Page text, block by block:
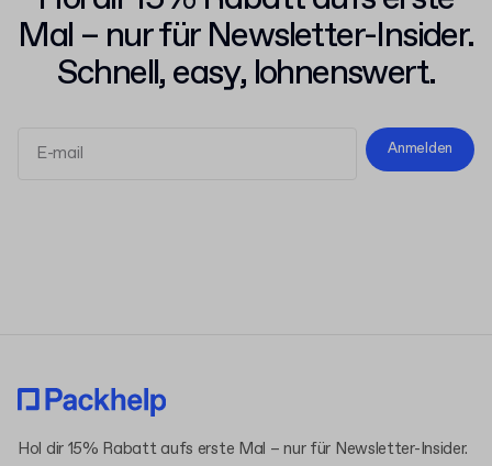
Mal – nur für Newsletter-Insider.
Schnell, easy, lohnenswert.
Anmelden
Hol dir 15% Rabatt aufs erste Mal – nur für Newsletter-Insider.